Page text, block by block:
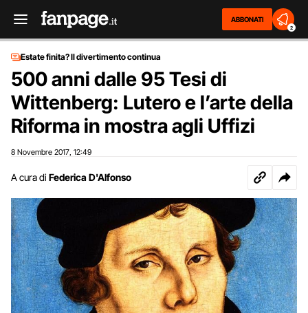
ABBONATI
2
Estate finita? Il divertimento continua
500 anni dalle 95 Tesi di
Wittenberg: Lutero e l’arte della
Riforma in mostra agli Uffizi
8 Novembre 2017 12:49
A cura di Federica D'Alfonso